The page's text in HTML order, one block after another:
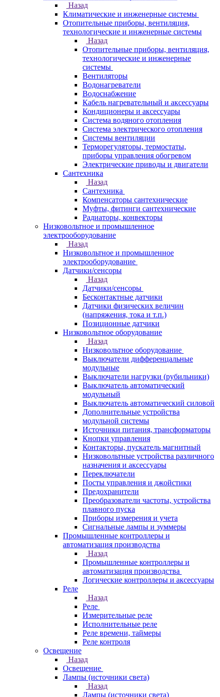
Назад
Климатические и инженерные системы
Отопительные приборы, вентиляция,
технологические и инженерные системы
Назад
Отопительные приборы, вентиляция,
технологические и инженерные
системы
Вентиляторы
Водонагреватели
Водоснабжение
Кабель нагревательный и аксессуары
Кондиционеры и аксессуары
Система водяного отопления
Система электрического отопления
Системы вентиляции
Терморегуляторы, термостаты,
приборы управления обогревом
Электрические приводы и двигатели
Сантехника
Назад
Сантехника
Компенсаторы сантехнические
Муфты, фитинги сантехнические
Радиаторы, конвекторы
Низковольтное и промышленное
электрооборудование
Назад
Низковольтное и промышленное
электрооборудование
Датчики/сенсоры
Назад
Датчики/сенсоры
Бесконтактные датчики
Датчики физических величин
(напряжения, тока и т.п.)
Позиционные датчики
Низковольтное оборудование
Назад
Низковольтное оборудование
Выключатели дифференцальные
модульные
Выключатели нагрузки (рубильники)
Выключатель автоматический
модульный
Выключатель автоматический силовой
Дополнительные устройства
модульной системы
Источники питания, трансформаторы
Кнопки управления
Контакторы, пускатель магнитный
Низковольтные устройства различного
назначения и аксессуары
Переключатели
Посты управления и джойстики
Предохранители
Преобразователи частоты, устройства
плавного пуска
Приборы измерения и учета
Сигнальные лампы и зуммеры
Промышленные контроллеры и
автоматизация производства
Назад
Промышленные контроллеры и
автоматизация производства
Логические контроллеры и аксессуары
Реле
Назад
Реле
Измерительные реле
Исполнительные реле
Реле времени, таймеры
Реле контроля
Освещение
Назад
Освещение
Лампы (источники света)
Назад
Лампы (источники света)